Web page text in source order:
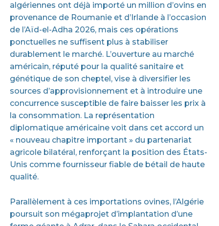
algériennes ont déjà importé un million d’ovins en
provenance de Roumanie et d’Irlande à l’occasion
de l’Aïd-el-Adha 2026, mais ces opérations
ponctuelles ne suffisent plus à stabiliser
durablement le marché. L’ouverture au marché
américain, réputé pour la qualité sanitaire et
génétique de son cheptel, vise à diversifier les
sources d’approvisionnement et à introduire une
concurrence susceptible de faire baisser les prix à
la consommation. La représentation
diplomatique américaine voit dans cet accord un
« nouveau chapitre important » du partenariat
agricole bilatéral, renforçant la position des États-
Unis comme fournisseur fiable de bétail de haute
qualité.
Parallèlement à ces importations ovines, l’Algérie
poursuit son mégaprojet d’implantation d’une